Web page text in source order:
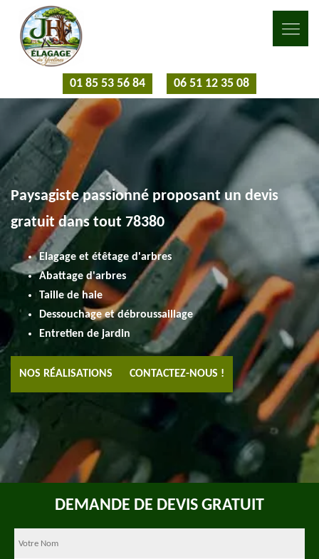
01 85 53 56 84 06 51 12 35 08
Paysagiste passionné proposant un devis
gratuit dans tout 78380
Elagage et étêtage d'arbres
Abattage d'arbres
Taille de haie
Dessouchage et débroussaillage
Entretien de jardin
NOS RÉALISATIONS CONTACTEZ-NOUS !
DEMANDE DE DEVIS GRATUIT